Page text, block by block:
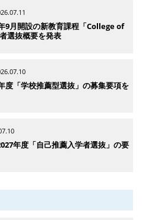
9月開設の新教育課程「College of
選抜概要を発表
度「学校推薦型選抜」の募集要項を
年度「自己推薦入学者選抜」の要